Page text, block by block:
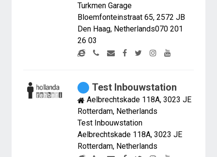
Turkmen Garage
Bloemfonteinstraat 65, 2572 JB
Den Haag, Netherlands070 201
26 03
Test Inbouwstation
Aelbrechtskade 118A, 3023 JE
Rotterdam, Netherlands
Test Inbouwstation
Aelbrechtskade 118A, 3023 JE
Rotterdam, Netherlands